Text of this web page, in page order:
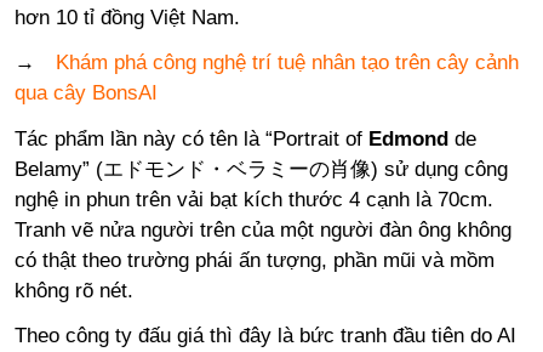
hơn 10 tỉ đồng Việt Nam.
→ Khám phá công nghệ trí tuệ nhân tạo trên cây cảnh
qua cây BonsAI
Tác phẩm lần này có tên là “Portrait of Edmondde
Belamy” (エドモンド・ベラミーの肖像) sử dụng công
nghệ in phun trên vải bạt kích thước 4 cạnh là 70cm.
Tranh vẽ nửa người trên của một người đàn ông không
có thật theo trường phái ấn tượng, phần mũi và mồm
không rõ nét.
Theo công ty đấu giá thì đây là bức tranh đầu tiên do AI